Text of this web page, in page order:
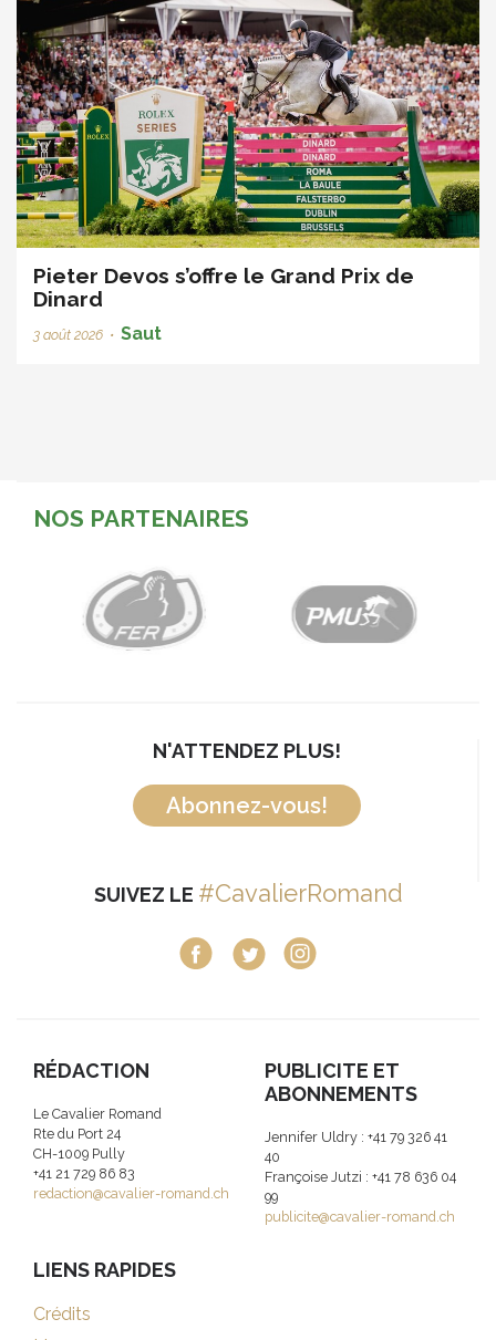
Pieter Devos s’offre le Grand Prix de
Dinard
3 août 2026 • Saut
NOS PARTENAIRES
N'ATTENDEZ PLUS!
Abonnez-vous!
SUIVEZ LE #CavalierRomand
RÉDACTION
Le Cavalier Romand
Rte du Port 24
CH-1009 Pully
+41 21 729 86 83
redaction@cavalier-romand.ch
PUBLICITE ET
ABONNEMENTS
Jennifer Uldry : +41 79 326 41
40
Françoise Jutzi : +41 78 636 04
99
publicite@cavalier-romand.ch
LIENS RAPIDES
Crédits